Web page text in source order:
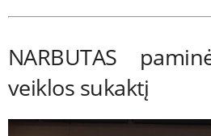
NARBUTAS
veiklos sukaktį